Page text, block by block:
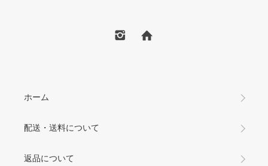
ホーム
配送・送料について
返品について